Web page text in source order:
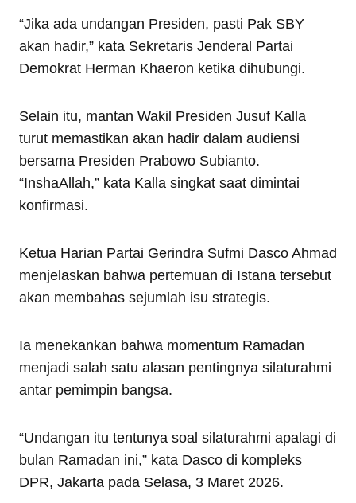
“Jika ada undangan Presiden, pasti Pak SBY
akan hadir,” kata Sekretaris Jenderal Partai
Demokrat Herman Khaeron ketika dihubungi.
Selain itu, mantan Wakil Presiden Jusuf Kalla
turut memastikan akan hadir dalam audiensi
bersama Presiden Prabowo Subianto.
“InshaAllah,” kata Kalla singkat saat dimintai
konfirmasi.
Ketua Harian Partai Gerindra Sufmi Dasco Ahmad
menjelaskan bahwa pertemuan di Istana tersebut
akan membahas sejumlah isu strategis.
Ia menekankan bahwa momentum Ramadan
menjadi salah satu alasan pentingnya silaturahmi
antar pemimpin bangsa.
“Undangan itu tentunya soal silaturahmi apalagi di
bulan Ramadan ini,” kata Dasco di kompleks
DPR, Jakarta pada Selasa, 3 Maret 2026.